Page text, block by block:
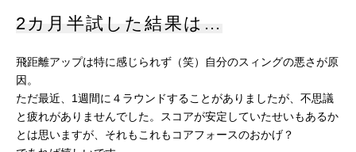
2カ月半試した結果は…
飛距離アップは特に感じられず（笑）自分のスィングの悪さが原
因。
ただ最近、1週間に４ラウンドすることがありましたが、不思議
と疲れがありませんでした。スコアが安定していたせいもあるか
とは思いますが、それもこれもコアフォースのおかげ？